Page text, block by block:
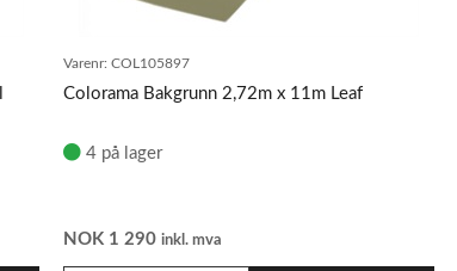
Varenr: COL105897
Colorama Bakgrunn 2,72m x 11m Leaf
4 på lager
NOK 1 290 inkl. mva